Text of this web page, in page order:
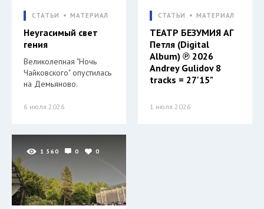
СТАТЬИ МАТЕРИАЛ
Неугасимый свет
гения
Великолепная "Ночь
Чайковского" опустилась
на Демьяново.
6 июля 2026
СТАТЬИ МАТЕРИАЛ
ТЕАТР БЕЗУМИЯ АГ
Петля (Digital
Album) ℗ 2026
Andrey Gulidov 8
tracks = 27'15"
1 июля 2026
1 560 0 0